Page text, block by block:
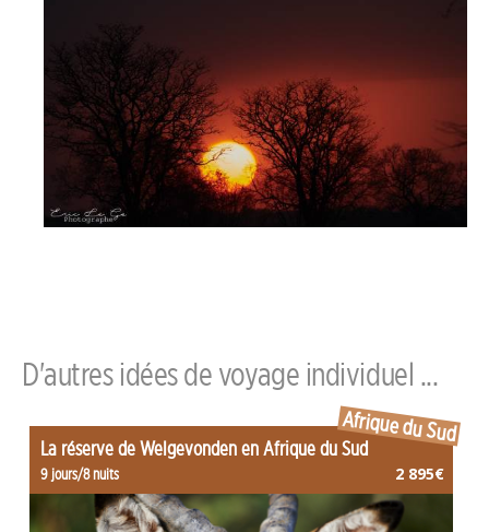
D'autres idées de voyage individuel ...
La réserve de Welgevonden en Afrique du Sud
Afrique du Sud
9 jours/8 nuits 2 895€